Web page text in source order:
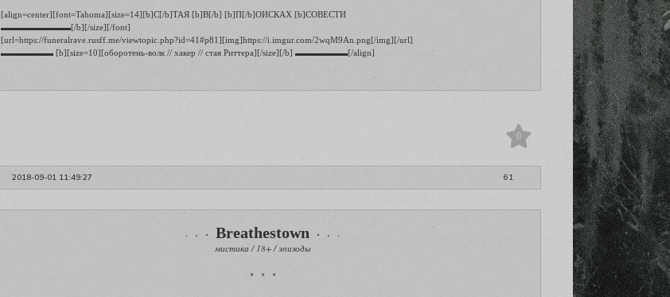
[align=center][font=Tahoma][size=14][b]С[/b]ТАЯ [b]В[/b] [b]П[/b]ОИСКАХ [b]СОВЕСТИ
▬▬▬▬▬▬▬▬[/b][/size][/font]
[url=https://funeralrave.rusff.me/viewtopic.php?id=41#p81][img]https://i.imgur.com/2wqM9An.png[/img][/url]
▬▬▬▬▬▬ [b][size=10][оборотень-волк // хакер // стая Риттера][/size][/b] ▬▬▬▬▬▬[/align]
0
61
2018-09-01 11:49:27
• • • Breathestown • • •
мистика / 18+ / эпизоды
× × ×